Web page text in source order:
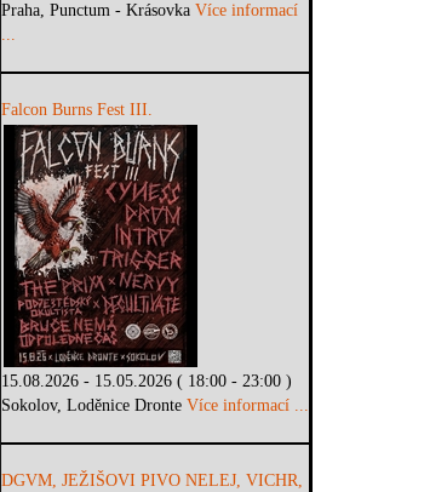
Praha, Punctum - KrásovkaVíce informací
...
Falcon Burns Fest III.
15.08.2026 - 15.05.2026 ( 18:00 - 23:00 )
Sokolov, Loděnice DronteVíce informací ...
DGVM, JEŽIŠOVI PIVO NELEJ, VICHR,